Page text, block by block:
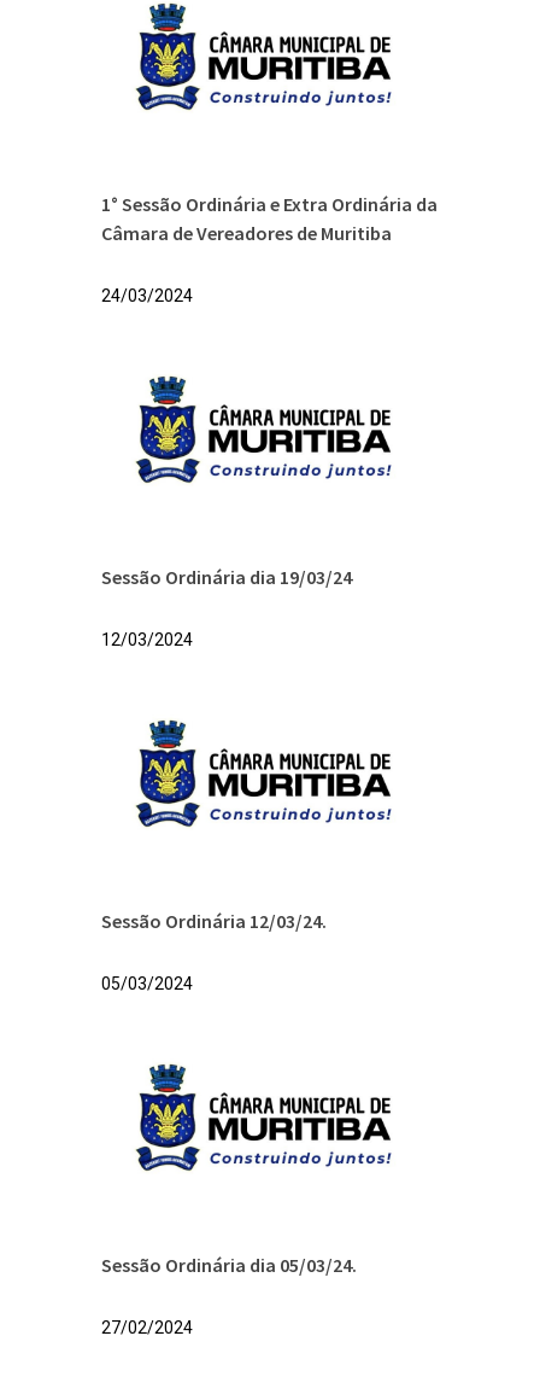
1° Sessão Ordinária e Extra Ordinária da
Câmara de Vereadores de Muritiba
24/03/2024
Sessão Ordinária dia 19/03/24
12/03/2024
Sessão Ordinária 12/03/24.
05/03/2024
Sessão Ordinária dia 05/03/24.
27/02/2024